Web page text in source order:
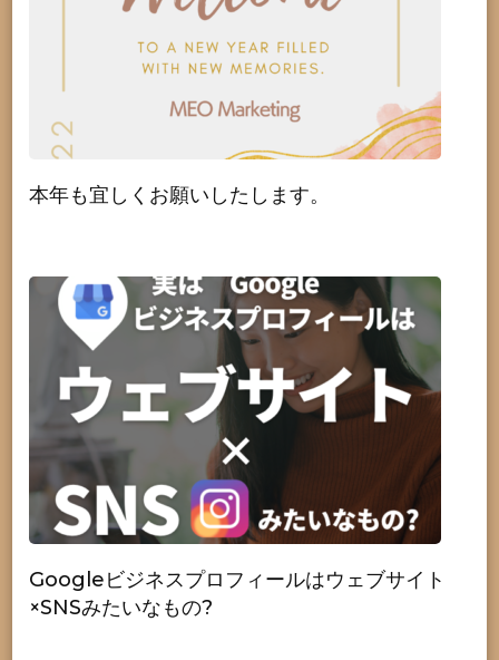
本年も宜しくお願いしたします。
Googleビジネスプロフィールはウェブサイト
×SNSみたいなもの?